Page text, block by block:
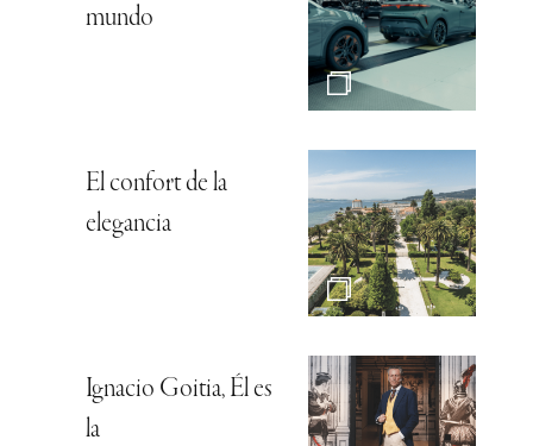
mundo
El confort de la
elegancia
Ignacio Goitia, Él es
la